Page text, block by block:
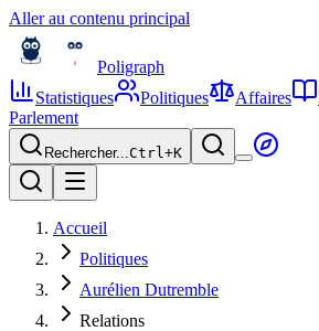
Aller au contenu principal
Poligraph
Statistiques
Politiques Affaires
Parlement
Rechercher...Ctrl+K
Accueil
Politiques
Aurélien Dutremble
Relations